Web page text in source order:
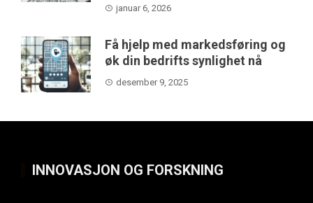
januar 6, 2026
Få hjelp med markedsføring og
øk din bedrifts synlighet nå
desember 9, 2025
INNOVASJON OG FORSKNING